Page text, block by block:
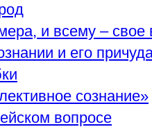
и всему – свое
и его
сознание»
вопросе